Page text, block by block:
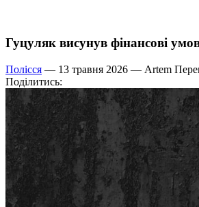
Гуцуляк висунув фінансові
Полісся — 13 травня 2026 — Artem
Поділитись: